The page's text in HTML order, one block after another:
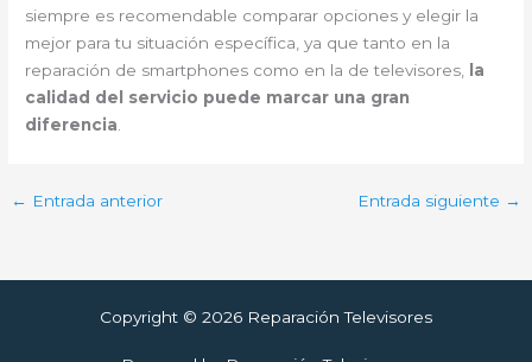
siempre es recomendable comparar opciones y elegir la
mejor para tu situación específica, ya que tanto en la
reparación de smartphones como en la de televisores, la
calidad del servicio puede marcar una gran
diferencia.
← Entrada anterior Entrada siguiente →
Copyright © 2026 Reparación Televisores